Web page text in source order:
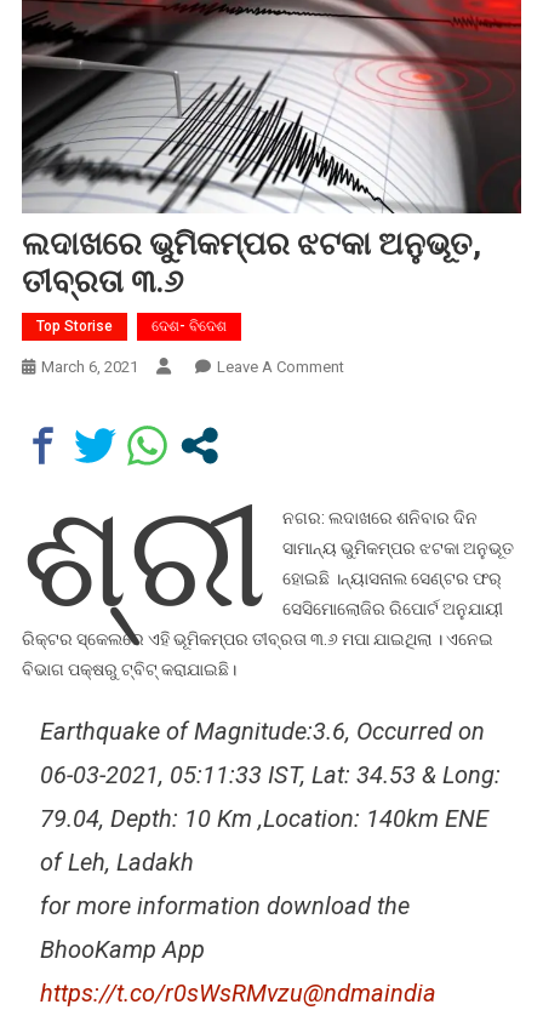
ଲଦାଖରେ ଭୁମିକମ୍ପର ଝଟକା ଅନୁଭୂତ,
ତୀବ୍ରତା ୩.୬
Top Storise ଦେଶ- ବିଦେଶ
March 6, 2021 Leave A CommentOn
ଶ୍ରୀ
ନଗର: ଲଦାଖରେ ଶନିବାର ଦିନ
ସାମାନ୍ୟ ଭୁମିକମ୍ପର ଝଟକା ଅନୁଭୂତ
ହୋଇଛି ।ନ୍ୟାସନାଲ ସେଣ୍ଟର ଫର୍
ସେସିମୋଲୋଜିର ରିପୋର୍ଟ ଅନୁଯାୟୀ
ରିକ୍ଟର ସ୍କେଲରେ ଏହି ଭୂମିକମ୍ପର ତୀବ୍ରତା ୩.୬ ମପା ଯାଇଥିଲା । ଏନେଇ
ବିଭାଗ ପକ୍ଷରୁ ଟ୍ବିଟ୍ କରାଯାଇଛି।
Earthquake of Magnitude:3.6, Occurred on
06-03-2021, 05:11:33 IST, Lat: 34.53 & Long:
79.04, Depth: 10 Km ,Location: 140km ENE
of Leh, Ladakh
for more information download the
BhooKamp App
https://t.co/r0sWsRMvzu@ndmaindia